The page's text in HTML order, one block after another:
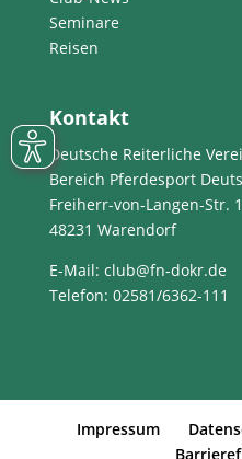
Seminare
Reisen
Kontakt
Deutsche Reiterliche
Bereich Pferdesport
Freiherr-von-Langen-Str.
48231 Warendorf
E-Mail: club@fn-dokr.de
Telefon: 02581/6362-111
Impressum